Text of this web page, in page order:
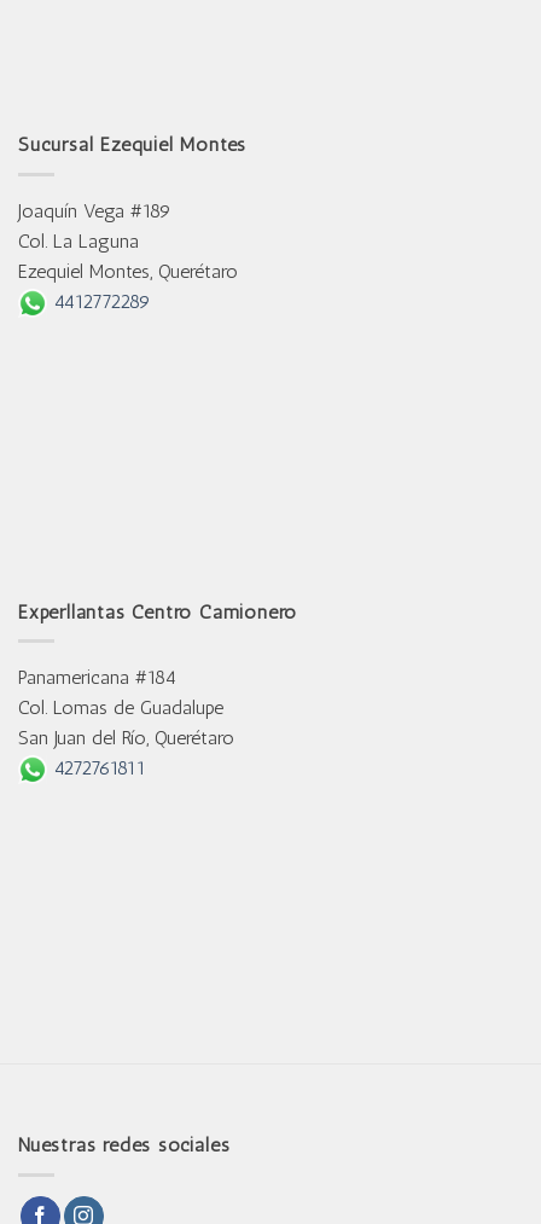
Sucursal Ezequiel Montes
Joaquín Vega #189
Col. La Laguna
Ezequiel Montes, Querétaro
4412772289
Experllantas Centro Camionero
Panamericana #184
Col. Lomas de Guadalupe
San Juan del Río, Querétaro
4272761811
Nuestras redes sociales